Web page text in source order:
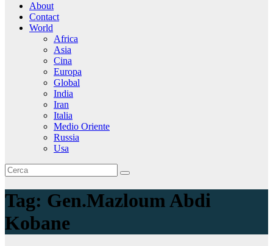
About
Contact
World
Africa
Asia
Cina
Europa
Global
India
Iran
Italia
Medio Oriente
Russia
Usa
Tag: Gen.Mazloum Abdi
Kobane